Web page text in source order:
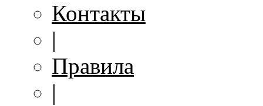
Контакты
|
Правила
|